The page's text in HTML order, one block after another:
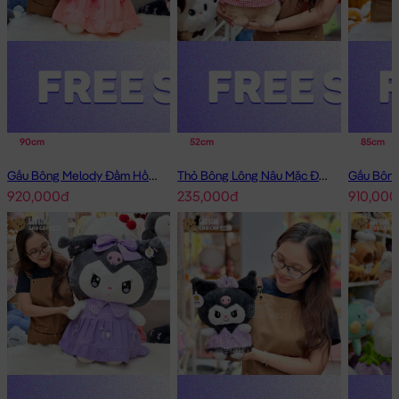
90cm
Gấu Bông Melody Đầm Hồng Cổ Sen Đeo Nơ
920,000đ
52cm
Thỏ Bông Lông Nâu Mặc Đầm Caro Happy
235,000đ
85cm